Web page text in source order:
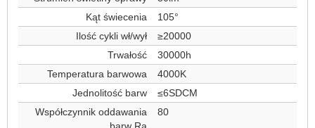
Kąt świecenia
105°
Ilość cykli wł/wył
≥20000
Trwałość
30000h
Temperatura barwowa
4000K
Jednolitość barw
≤6SDCM
Współczynnik oddawania
barw Ra
80